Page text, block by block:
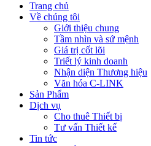
Trang chủ
Về chúng tôi
Giới thiệu chung
Tầm nhìn và sứ mệnh
Giá trị cốt lõi
Triết lý kinh doanh
Nhận diện Thương hiệu
Văn hóa C-LINK
Sản Phẩm
Dịch vụ
Cho thuê Thiết bị
Tư vấn Thiết kế
Tin tức